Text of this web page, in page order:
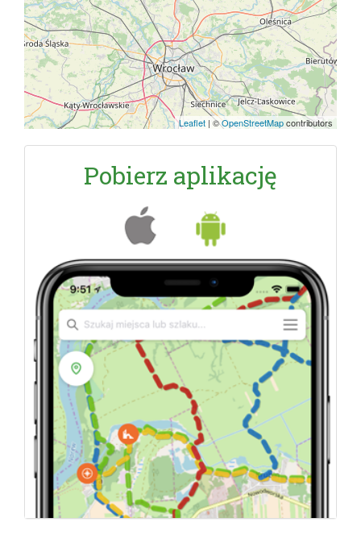
Leaflet | ©OpenStreetMapcontributors
Pobierz aplikację